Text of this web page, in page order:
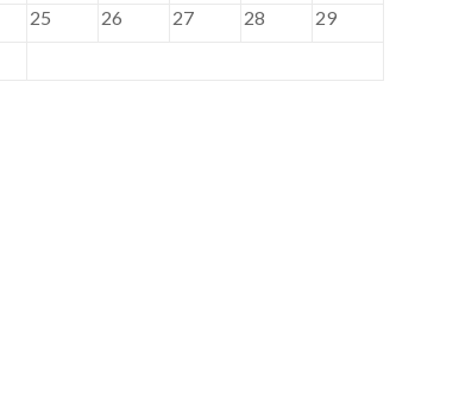
25 26 27 28
29